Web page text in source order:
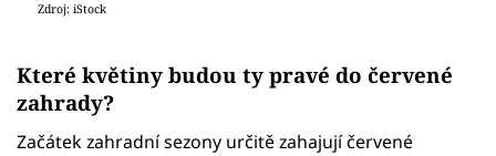
Zdroj: iStock
Které květiny budou ty pravé do červené
zahrady?
Začátek zahradní sezony určitě zahajují červené